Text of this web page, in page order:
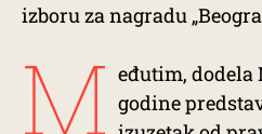
izboru za nagradu
M eđutim, dodela
godine